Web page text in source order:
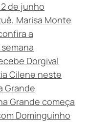
de junho
Marisa Monte
a
Dorgival
Cilene neste
Grande
Grande começa
Dominguinho